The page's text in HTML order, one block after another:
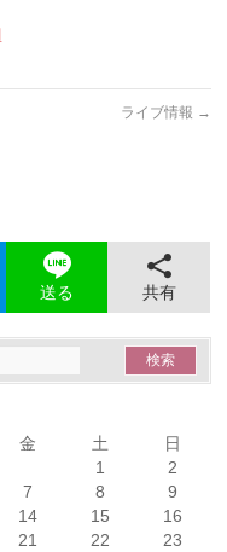
ライブ情報 →
送る 共有
金 土 日
1
2
7 8
9
14 15
16
21 22
23